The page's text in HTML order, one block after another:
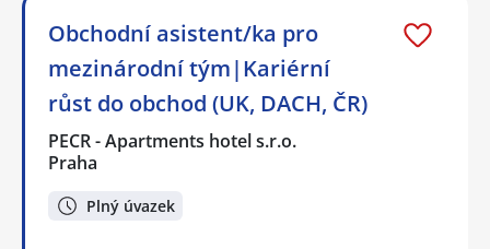
Obchodní asistent/ka pro
mezinárodní tým|Kariérní
růst do obchod (UK, DACH, ČR)
PECR - Apartments hotel s.r.o.
Praha
Plný úvazek